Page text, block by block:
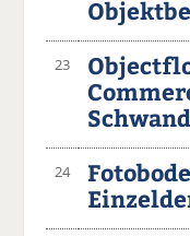
23
24